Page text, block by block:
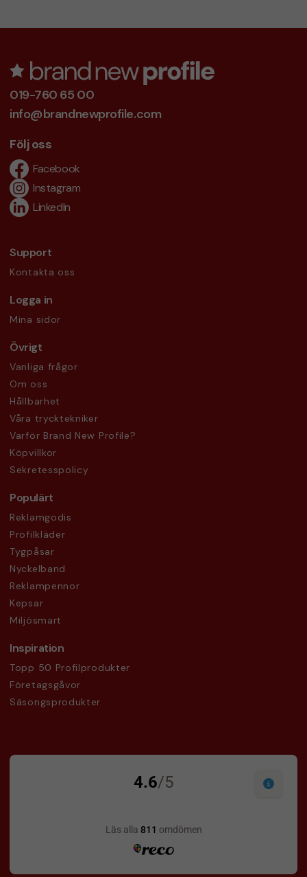
019-760 65 00
info@brandnewprofile.com
Följ oss
Facebook
Instagram
LinkedIn
Support
Kontakta oss
Logga in
Mina sidor
Övrigt
Vanliga frågor
Om oss
Hållbarhet
Våra trycktekniker
Varför Brand New Profile?
Köpvillkor
Sekretesspolicy
Populärt
Reklamgodis
Profilkläder
Tygpåsar
Nyckelband
Reklampennor
Kepsar
Miljösmart
Inspiration
Topp 50 Profilprodukter
Företagsgåvor
Säsongsprodukter